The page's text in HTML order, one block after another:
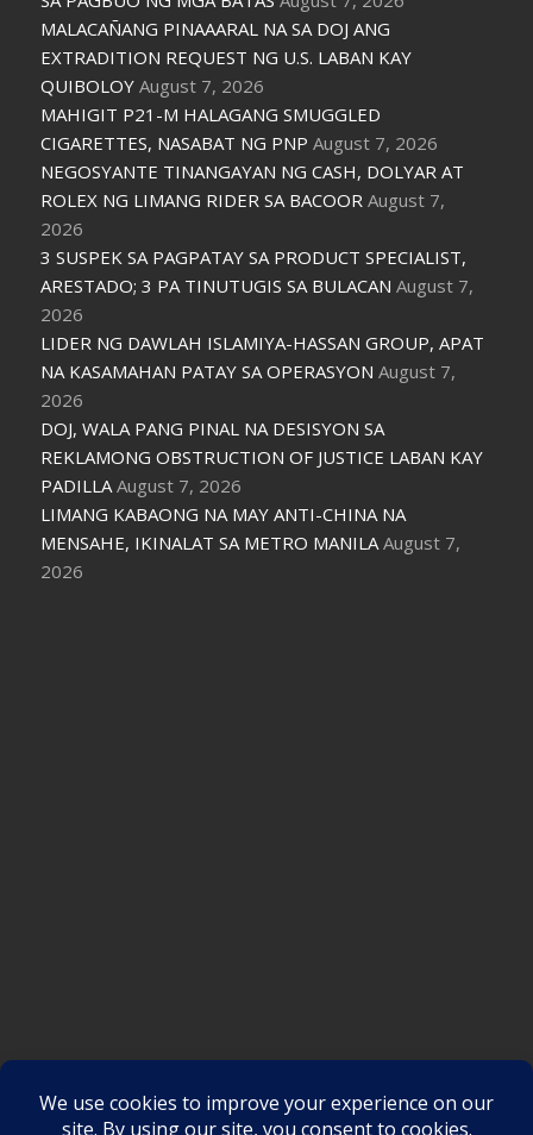
MALACAÑANG PINAAARAL NA SA DOJ ANG
EXTRADITION REQUEST NG U.S. LABAN KAY
QUIBOLOY August 7, 2026
MAHIGIT P21-M HALAGANG SMUGGLED
CIGARETTES, NASABAT NG PNP August 7, 2026
NEGOSYANTE TINANGAYAN NG CASH, DOLYAR AT
ROLEX NG LIMANG RIDER SA BACOOR August 7,
2026
3 SUSPEK SA PAGPATAY SA PRODUCT SPECIALIST,
ARESTADO; 3 PA TINUTUGIS SA BULACAN August 7,
2026
LIDER NG DAWLAH ISLAMIYA-HASSAN GROUP, APAT
NA KASAMAHAN PATAY SA OPERASYON August 7,
2026
DOJ, WALA PANG PINAL NA DESISYON SA
REKLAMONG OBSTRUCTION OF JUSTICE LABAN KAY
PADILLA August 7, 2026
LIMANG KABAONG NA MAY ANTI-CHINA NA
MENSAHE, IKINALAT SA METRO MANILA August 7,
2026